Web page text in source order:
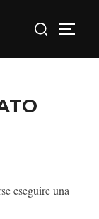
eseguire una